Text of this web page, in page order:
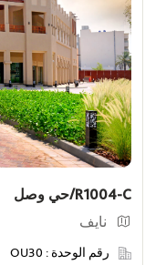
R1004-C/حي وصل
نايف
رقم الوحدة : OU30